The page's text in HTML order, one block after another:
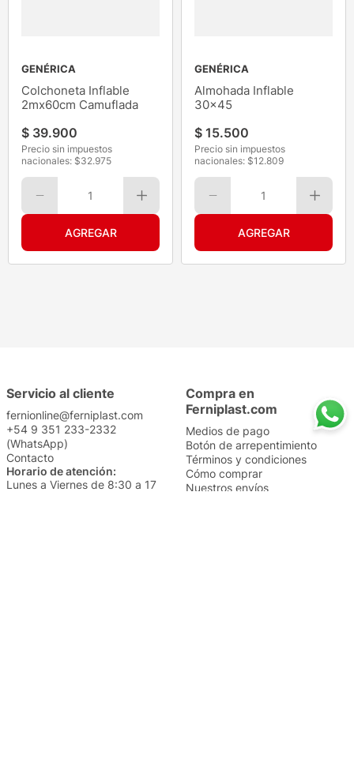
GENÉRICA
Colchoneta Inflable
2mx60cm Camuflada
$ 39.900
Precio sin impuestos
nacionales: $32.975
1
GENÉRICA
Almohada Inflable
30x45
$ 15.500
Precio sin impuestos
nacionales: $12.809
1
Servicio al cliente
fernionline@ferniplast.com
+54 9 351 233-2332
(WhatsApp)
Contacto
Horario de atención:
Lunes a Viernes de 8:30 a 17
Compra en
Ferniplast.com
Medios de pago
Botón de arrepentimiento
Términos y condiciones
Cómo comprar
Nuestros envíos